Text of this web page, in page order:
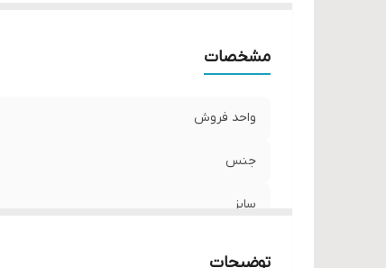
مشخصات
واحد فروش
جنس
سایز
توضیحات